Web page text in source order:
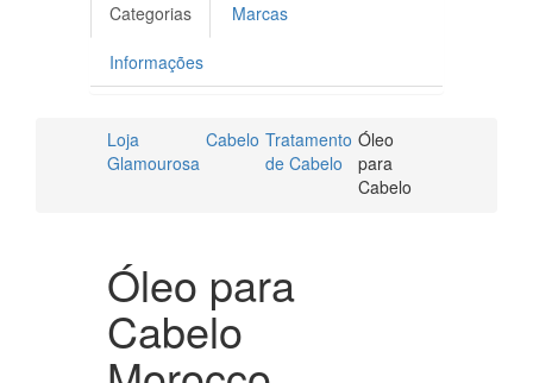
Categorias Marcas
Informações
Loja
Glamourosa
Cabelo Tratamento
de Cabelo
Óleo
para
Cabelo
Óleo para
Cabelo